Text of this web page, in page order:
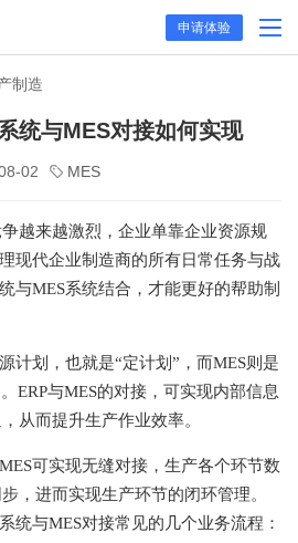
申请体验
制造
统与MES对接如何实现
02 MES
越来越激烈，企业单靠企业资源规
现代企业制造商的所有日常任务与战
与MES系统结合，才能更好的帮助制
计划，也就是“定计划”，而MES则是
ERP与MES的对接，可实现内部信息
从而提升生产作业效率。
可实现无缝对接，生产各个环节数
，进而实现生产环节的闭环管理。
统与MES对接常见的几个业务流程：